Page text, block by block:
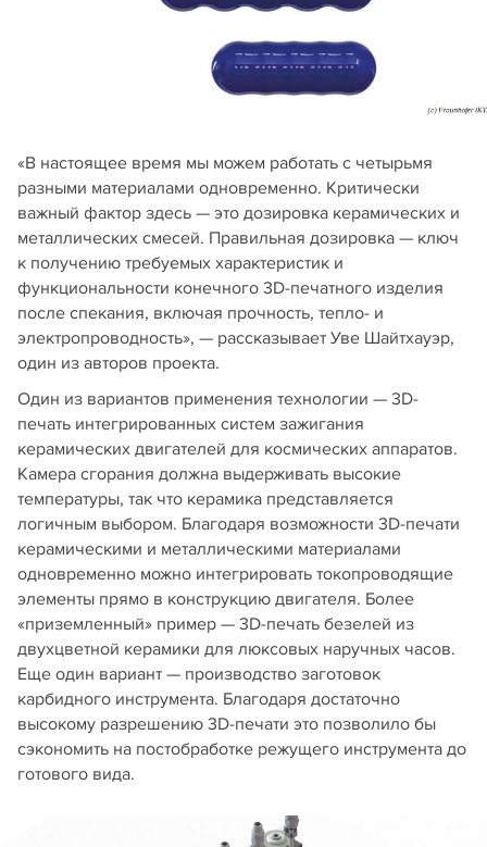
«В настоящее время мы можем работать с четырьмя
разными материалами одновременно. Критически
важный фактор здесь — это дозировка керамических и
металлических смесей. Правильная дозировка — ключ
к получению требуемых характеристик и
функциональности конечного 3D-печатного изделия
после спекания, включая прочность, тепло- и
электропроводность», — рассказывает Уве Шайтхауэр,
один из авторов проекта.
Один из вариантов применения технологии — 3D-
печать интегрированных систем зажигания
керамических двигателей для космических аппаратов.
Камера сгорания должна выдерживать высокие
температуры, так что керамика представляется
логичным выбором. Благодаря возможности 3D-печати
керамическими и металлическими материалами
одновременно можно интегрировать токопроводящие
элементы прямо в конструкцию двигателя. Более
«приземленный» пример — 3D-печать безелей из
двухцветной керамики для люксовых наручных часов.
Еще один вариант — производство заготовок
карбидного инструмента. Благодаря достаточно
высокому разрешению 3D-печати это позволило бы
сэкономить на постобработке режущего инструмента до
готового вида.